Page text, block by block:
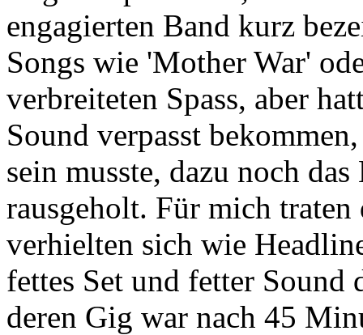
engagierten Band kurz
Songs wie 'Mother War'
verbreiteten Spass, aber
Sound verpasst
sein musste, dazu noch
rausgeholt. Für mich
verhielten sich wie
fettes Set und fetter Sound
deren Gig war nach 45